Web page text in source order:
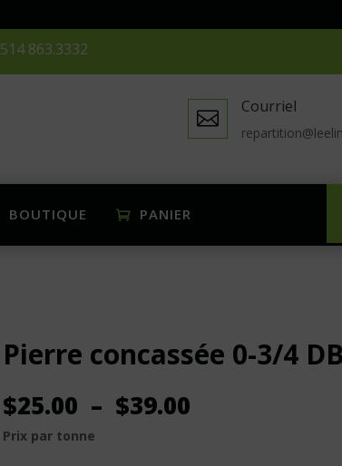
514 863.3332

Courriel
BOUTIQUE PANIER
Pierre concassée 0-3/4
$25.00 – $39.00Plage
Prix par tonne